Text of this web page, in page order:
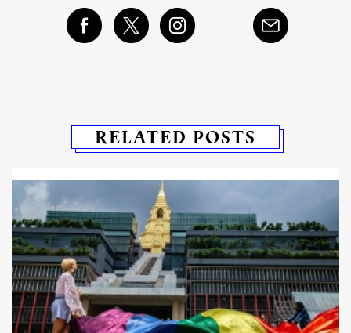
RELATED POSTS